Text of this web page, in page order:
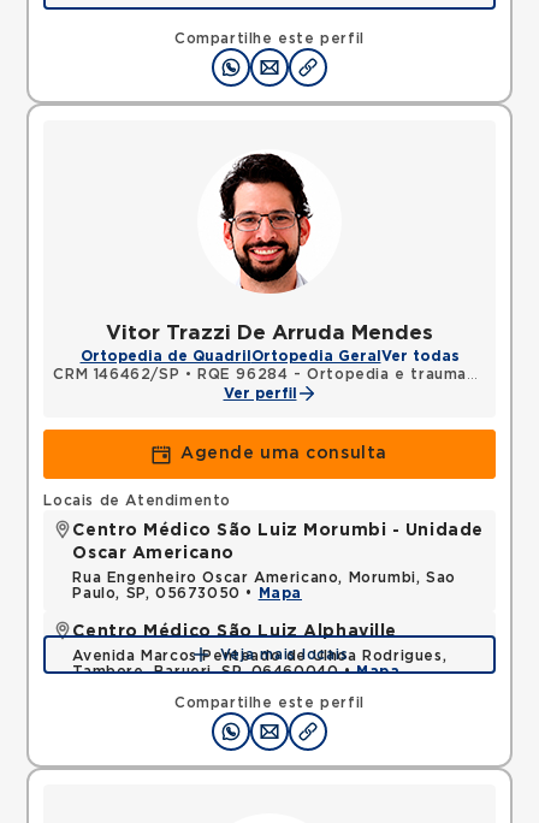
Compartilhe este perfil
Rua Major Cardim, Suissa, Ribeirao Pires, SP,
Mapa
Vitor Trazzi De Arruda Mendes
Ortopedia de Quadril Ortopedia Geral Ver todas
CRM 146462/SP •
RQE 96284 - Ortopedia e traumatologia
Ver perfil
Agende uma consulta
Compartilhe este perfil
Locais de Atendimento
Centro Médico São Luiz Morumbi - Unidade
Oscar Americano
Rua Engenheiro Oscar Americano, Morumbi, Sao
Paulo, SP, 05673050 •
Mapa
Centro Médico São Luiz Alphaville
Avenida Marcos Penteado de Ulhoa Rodrigues,
Tambore, Barueri, SP, 06460040 •Mapa
Veja mais locais